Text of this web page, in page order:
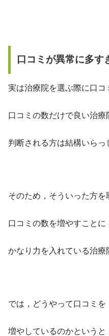
口コミが異常に多す
実は治療院を選ぶ際に口コ
口コミの数だけで良い治療
判断される方は結構いらっ
そのため，そういった方を
口コミの数を増やすことに
かなり力を入れている治療
では，どうやって口コミを
増やしているのかというと